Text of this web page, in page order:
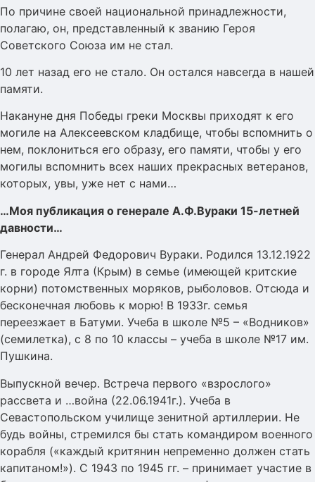
По причине своей национальной принадлежности,
полагаю, он, представленный к званию Героя
Советского Союза им не стал.
10 лет назад его не стало. Он остался навсегда в нашей
памяти.
Накануне дня Победы греки Москвы приходят к его
могиле на Алексеевском кладбище, чтобы вспомнить о
нем, поклониться его образу, его памяти, чтобы у его
могилы вспомнить всех наших прекрасных ветеранов,
которых, увы, уже нет с нами…
…Моя публикация о генерале А.Ф.Вураки 15-летней
давности…
Генерал Андрей Федорович Вураки. Родился 13.12.1922
г. в городе Ялта (Крым) в семье (имеющей критские
корни) потомственных моряков, рыболовов. Отсюда и
бесконечная любовь к морю! В 1933г. семья
переезжает в Батуми. Учеба в школе №5 – «Водников»
(семилетка), с 8 по 10 классы – учеба в школе №17 им.
Пушкина.
Выпускной вечер. Встреча первого «взрослого»
рассвета и …война (22.06.1941г.). Учеба в
Севастопольском училище зенитной артиллерии. Не
будь войны, стремился бы стать командиром военного
корабля («каждый критянин непременно должен стать
капитаном!»). С 1943 по 1945 гг. – принимает участие в